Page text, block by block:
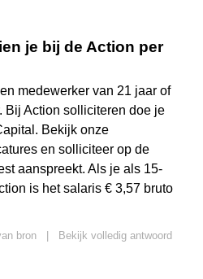
je bij de Action per
medewerker van 21 jaar of
Bij Action solliciteren doe je
Bekijk onze
en solliciteer op de
aanspreekt. Als je als 15-
is het salaris € 3,57 bruto
bron
Bekijk volledig antwoord